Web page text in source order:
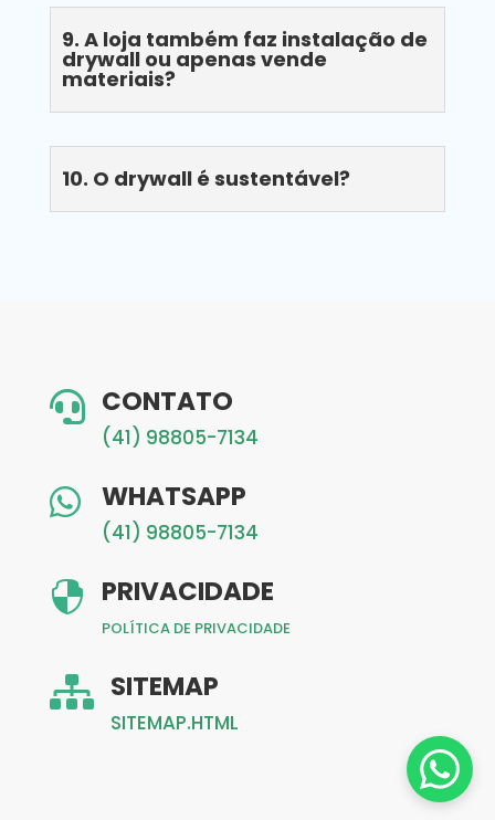
9. A loja também faz instalação de
drywall ou apenas vende
materiais?
10. O drywall é sustentável?
 CONTATO
(41) 98805-7134
 WHATSAPP
(41) 98805-7134
 PRIVACIDADE
POLÍTICA DE PRIVACIDADE
 SITEMAP
SITEMAP.HTML